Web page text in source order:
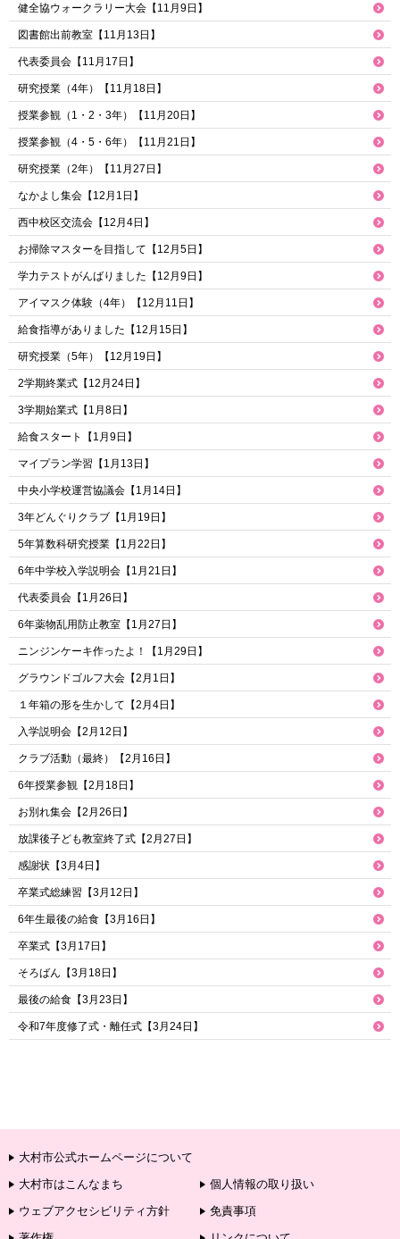
健全協ウォークラリー大会【11月9日】
図書館出前教室【11月13日】
代表委員会【11月17日】
研究授業（4年）【11月18日】
授業参観（1・2・3年）【11月20日】
授業参観（4・5・6年）【11月21日】
研究授業（2年）【11月27日】
なかよし集会【12月1日】
西中校区交流会【12月4日】
お掃除マスターを目指して【12月5日】
学力テストがんばりました【12月9日】
アイマスク体験（4年）【12月11日】
給食指導がありました【12月15日】
研究授業（5年）【12月19日】
2学期終業式【12月24日】
3学期始業式【1月8日】
給食スタート【1月9日】
マイプラン学習【1月13日】
中央小学校運営協議会【1月14日】
3年どんぐりクラブ【1月19日】
5年算数科研究授業【1月22日】
6年中学校入学説明会【1月21日】
代表委員会【1月26日】
6年薬物乱用防止教室【1月27日】
ニンジンケーキ作ったよ！【1月29日】
グラウンドゴルフ大会【2月1日】
１年箱の形を生かして【2月4日】
入学説明会【2月12日】
クラブ活動（最終）【2月16日】
6年授業参観【2月18日】
お別れ集会【2月26日】
放課後子ども教室終了式【2月27日】
感謝状【3月4日】
卒業式総練習【3月12日】
6年生最後の給食【3月16日】
卒業式【3月17日】
そろばん【3月18日】
最後の給食【3月23日】
令和7年度修了式・離任式【3月24日】
大村市公式ホームページについて
大村市はこんなまち
個人情報の取り扱い
ウェブアクセシビリティ方針
免責事項